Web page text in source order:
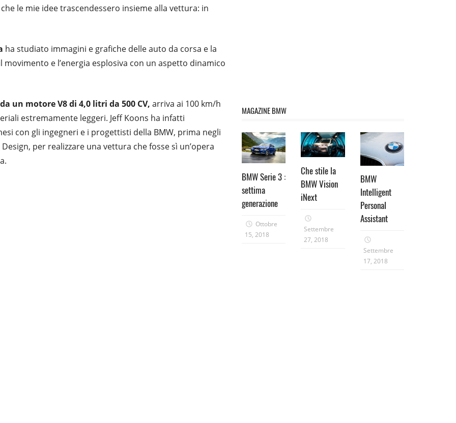
le mie idee trascendessero insieme alla vettura: in
ha studiato immagini e grafiche delle auto da corsa e la
e l’energia esplosiva con un aspetto dinamico
un motore V8 di 4,0 litri da 500 CV, arriva ai 100 km/h
estremamente leggeri. Jeff Koons ha infatti
con gli ingegneri e i progettisti della BMW, prima negli
per realizzare una vettura che fosse sì un’opera
MAGAZINE BMW
BMW Serie 3 :
settima
generazione
Ottobre
15, 2018
Che stile la
BMW Vision
iNext
Settembre
27, 2018
BMW
Intelligent
Personal
Assistant
Settembre
17, 2018